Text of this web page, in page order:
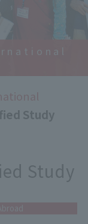
Study
Study